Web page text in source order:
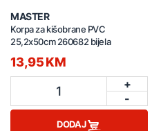
MASTER
Korpa za kišobrane PVC
25,2x50cm 260682 bijela
13,95 KM
1
+
-
DODAJ